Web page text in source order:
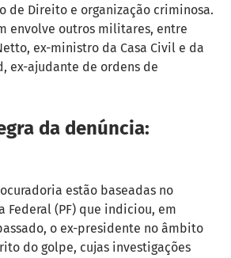
de Direito e organização criminosa.
envolve outros militares, entre
ex-ministro da Casa Civil e da
ex-ajudante de ordens de
da denúncia:
estão baseadas no
(PF) que indiciou, em
o ex-presidente no âmbito
do golpe, cujas investigações